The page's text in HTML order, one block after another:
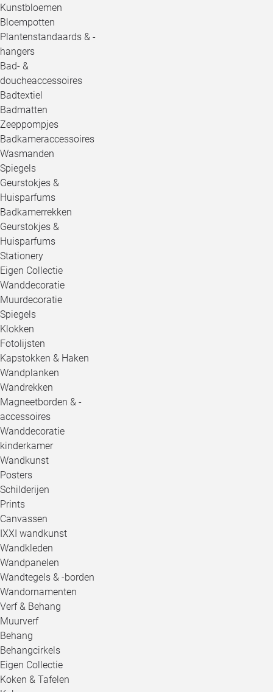
Kunstbloemen
Bloempotten
Plantenstandaards & -
hangers
Bad- &
doucheaccessoires
Badtextiel
Badmatten
Zeeppompjes
Badkameraccessoires
Wasmanden
Spiegels
Geurstokjes &
Huisparfums
Badkamerrekken
Geurstokjes &
Huisparfums
Stationery
Eigen Collectie
Wanddecoratie
Muurdecoratie
Spiegels
Klokken
Fotolijsten
Kapstokken & Haken
Wandplanken
Wandrekken
Magneetborden & -
accessoires
Wanddecoratie
kinderkamer
Wandkunst
Posters
Schilderijen
Prints
Canvassen
IXXI wandkunst
Wandkleden
Wandpanelen
Wandtegels & -borden
Wandornamenten
Verf & Behang
Muurverf
Behang
Behangcirkels
Eigen Collectie
Koken & Tafelen